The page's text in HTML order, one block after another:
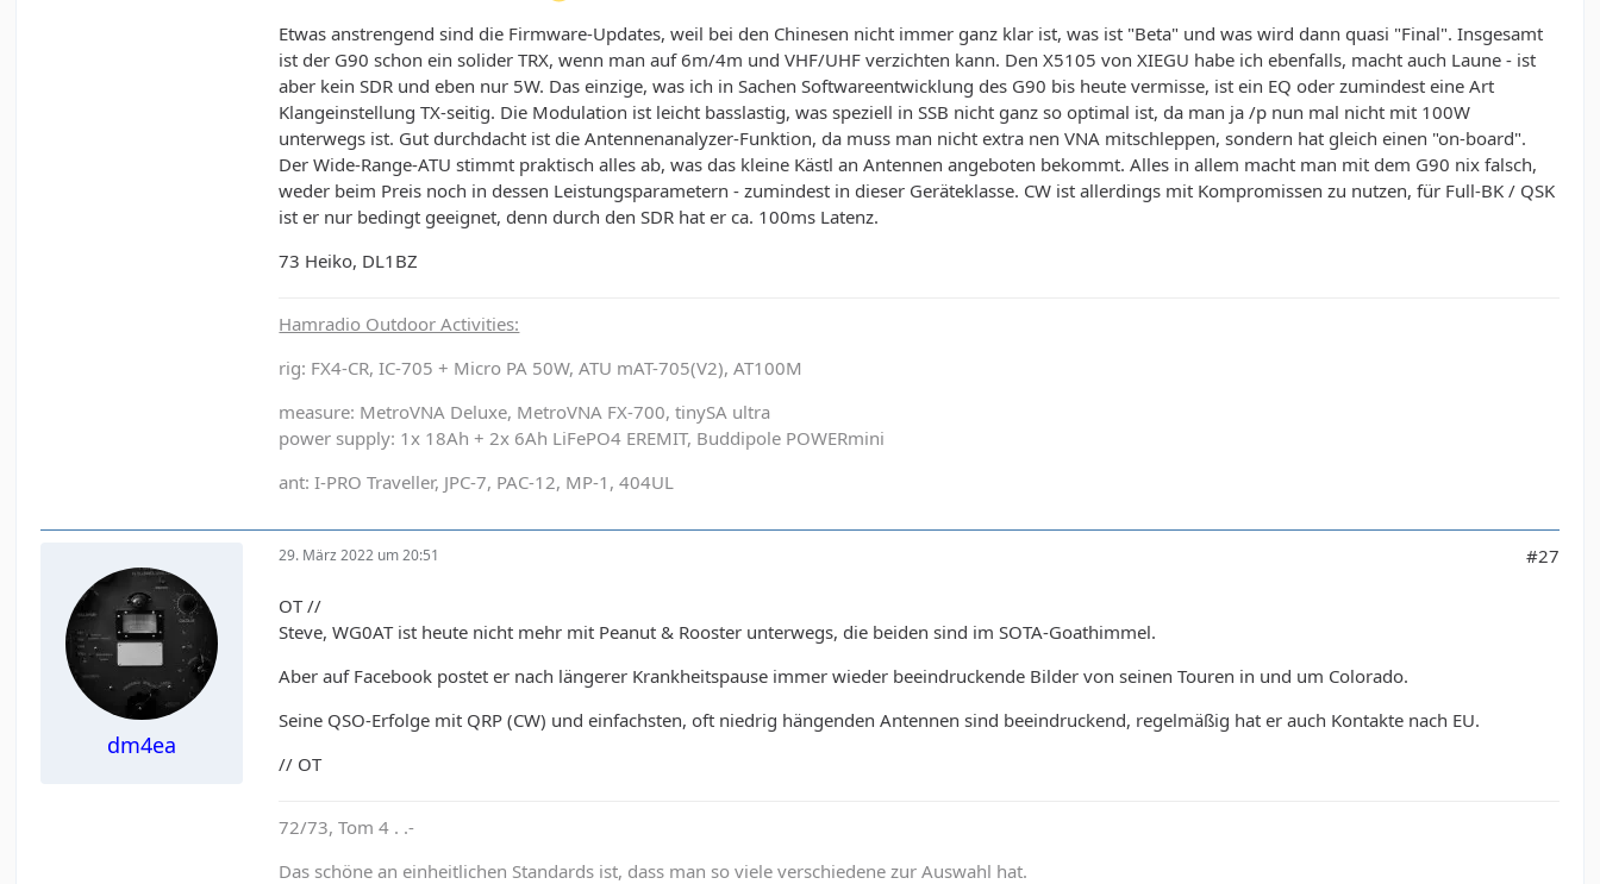
Etwas anstrengend sind die Firmware-Updates, weil bei den Chinesen nicht immer ganz klar ist, was ist "Beta" und was wird dann quasi "Final". Insgesamt
ist der G90 schon ein solider TRX, wenn man auf 6m/4m und VHF/UHF verzichten kann. Den X5105 von XIEGU habe ich ebenfalls, macht auch Laune - ist
aber kein SDR und eben nur 5W. Das einzige, was ich in Sachen Softwareentwicklung des G90 bis heute vermisse, ist ein EQ oder zumindest eine Art
Klangeinstellung TX-seitig. Die Modulation ist leicht basslastig, was speziell in SSB nicht ganz so optimal ist, da man ja /p nun mal nicht mit 100W
unterwegs ist. Gut durchdacht ist die Antennenanalyzer-Funktion, da muss man nicht extra nen VNA mitschleppen, sondern hat gleich einen "on-board".
Der Wide-Range-ATU stimmt praktisch alles ab, was das kleine Kästl an Antennen angeboten bekommt. Alles in allem macht man mit dem G90 nix falsch,
weder beim Preis noch in dessen Leistungsparametern - zumindest in dieser Geräteklasse. CW ist allerdings mit Kompromissen zu nutzen, für Full-BK / QSK
ist er nur bedingt geeignet, denn durch den SDR hat er ca. 100ms Latenz.
73 Heiko, DL1BZ
Hamradio Outdoor Activities:
rig: FX4-CR, IC-705 + Micro PA 50W, ATU mAT-705(V2), AT100M
measure: MetroVNA Deluxe, MetroVNA FX-700, tinySA ultra
power supply: 1x 18Ah + 2x 6Ah LiFePO4 EREMIT, Buddipole POWERmini
ant: I-PRO Traveller, JPC-7, PAC-12, MP-1, 404UL
dm4ea
29. März 2022 um 20:51 #27
OT //
Steve, WG0AT ist heute nicht mehr mit Peanut & Rooster unterwegs, die beiden sind im SOTA-Goathimmel.
Aber auf Facebook postet er nach längerer Krankheitspause immer wieder beeindruckende Bilder von seinen Touren in und um Colorado.
Seine QSO-Erfolge mit QRP (CW) und einfachsten, oft niedrig hängenden Antennen sind beeindruckend, regelmäßig hat er auch Kontakte nach EU.
// OT
72/73, Tom 4 . .-
Das schöne an einheitlichen Standards ist, dass man so viele verschiedene zur Auswahl hat.